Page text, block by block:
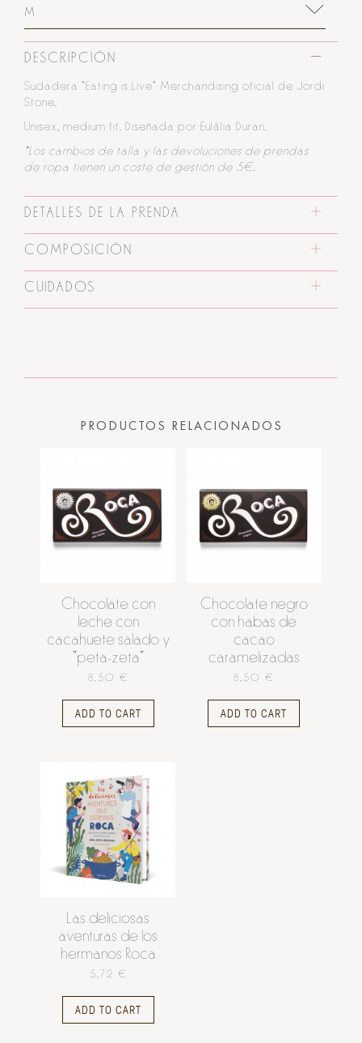
M
DESCRIPCIÓN
Sudadera “Eating is Live” Merchandising oficial de Jordi
Stone.
Unisex, medium fit. Diseñada por Eulàlia Duran.
*Los cambios de talla y las devoluciones de prendas
de ropa tienen un coste de gestión de 5€.
DETALLES DE LA PRENDA
COMPOSICIÓN
CUIDADOS
PRODUCTOS RELACIONADOS
Chocolate con
leche con
cacahuete salado y
"peta-zeta"
8,50 €
ADD TO CART
Chocolate negro
con habas de
cacao
caramelizadas
8,50 €
ADD TO CART
Las deliciosas
aventuras de los
hermanos Roca
5,72 €
ADD TO CART